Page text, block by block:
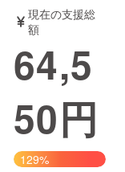
音楽
ゲーム・
書籍・雑誌
チャレンジ
現在の支援総
額
64,5
50円
129%